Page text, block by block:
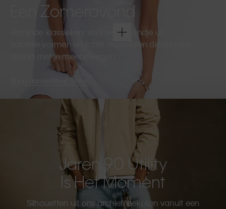
Een Zomeravond
Verfijnde klassiekers voor een avondje uit.
Subtiele vormen en lichte materialen die de hele
avond met je meebewegen.
Shop heren
Jaren 90 Utility
Is Het Moment
Silhouetten uit ons archief, bekeken vanuit een